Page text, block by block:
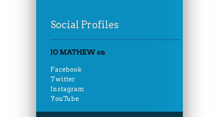
Social Profiles
JO MATHEW on
Facebook
Twitter
Instagram
YouTube